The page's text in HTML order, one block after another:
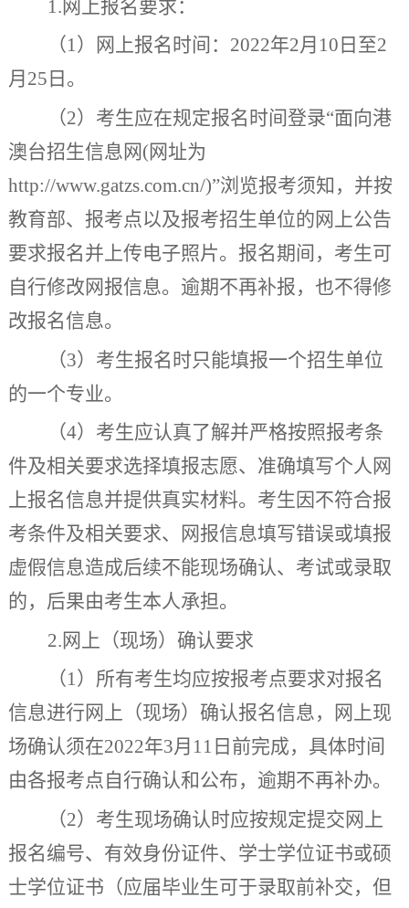
1. 网上报名要求：
（1）网上报名时间： 2022年2月 10 日至2
月 25 日。
（2）考生应在规定报名时间登录“面向港
澳台招生信息网(网址为
http://www.gatzs.com.cn/)”浏览报考须知，并按
教育部、报考点以及报考招生单位的网上公告
要求报名并上传电子照片。报名期间，考生可
自行修改网报信息。逾期不再补报，也不得修
改报名信息。
（3）考生报名时只能填报一个招生单位
的一个专业。
（4）考生应认真了解并严格按照报考条
件及相关要求选择填报志愿、准确填写个人网
上报名信息并提供真实材料。考生因不符合报
考条件及相关要求、网报信息填写错误或填报
虚假信息造成后续不能现场确认、考试或录取
的，后果由考生本人承担。
2.网上（现场） 确认要求
（1）所有考生均应按报考点要求对报名
信息进行网上（现场） 确认报名信息， 网上现
场确认须在2022年3月 11 日前完成，具体时间
由各报考点自行确认和公布，逾期不再补办。
（2）考生现场确认时应按规定提交网上
报名编号、有效身份证件、学士学位证书或硕
士学位证书（应届毕业生可于录取前补交，但